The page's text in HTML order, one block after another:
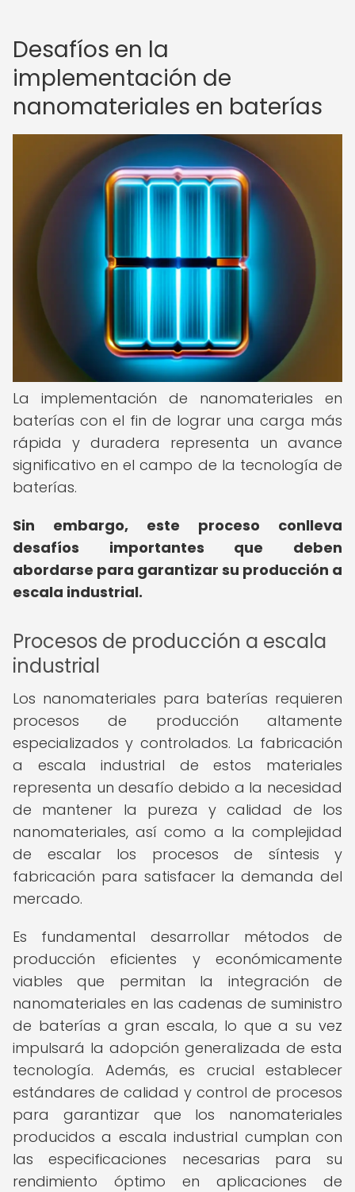
Desafíos en la
implementación de
nanomateriales en baterías
La implementación de nanomateriales en
baterías con el fin de lograr una carga más
rápida y duradera representa un avance
significativo en el campo de la tecnología de
baterías.
Sin embargo, este proceso conlleva
desafíos importantes que deben
abordarse para garantizar su producción a
escala industrial.
Procesos de producción a escala
industrial
Los nanomateriales para baterías requieren
procesos de producción altamente
especializados y controlados. La fabricación
a escala industrial de estos materiales
representa un desafío debido a la necesidad
de mantener la pureza y calidad de los
nanomateriales, así como a la complejidad
de escalar los procesos de síntesis y
fabricación para satisfacer la demanda del
mercado.
Es fundamental desarrollar métodos de
producción eficientes y económicamente
viables que permitan la integración de
nanomateriales en las cadenas de suministro
de baterías a gran escala, lo que a su vez
impulsará la adopción generalizada de esta
tecnología. Además, es crucial establecer
estándares de calidad y control de procesos
para garantizar que los nanomateriales
producidos a escala industrial cumplan con
las especificaciones necesarias para su
rendimiento óptimo en aplicaciones de